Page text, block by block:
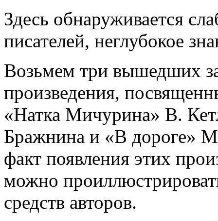
Здесь обнаруживается
писателей, неглубокое
Возьмем три вышедших
произведения,
«Натка Мичурина» В.
Бражнина и «В дороге»
факт появления этих
можно
средств авторов.